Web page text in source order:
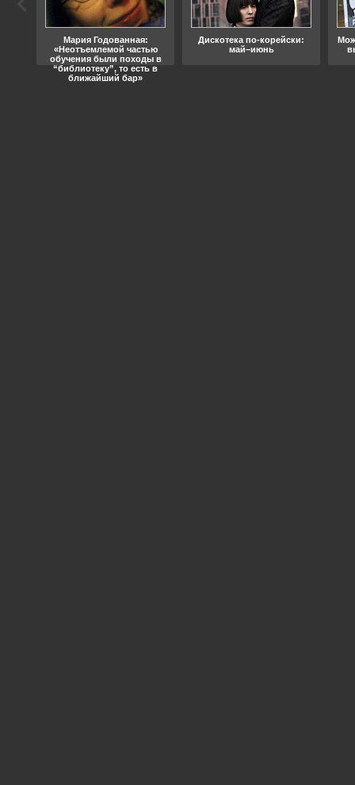
Мария Годованная:
«Неотъемлемой частью
обучения были походы в
“библиотеку”, то есть в
ближайший бар»
Дискотека по-корейски:
май–июнь